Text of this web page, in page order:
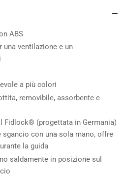
ABS
una ventilazione e un
a più colori
removibile, assorbente e
Fidlock® (progettata in Germania)
sgancio con una sola mano, offre
la guida
saldamente in posizione sul